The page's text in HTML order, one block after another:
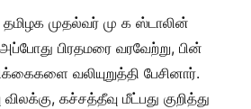
முதல்வர் மு க ஸ்டாலின்
பிரதமரை வரவேற்று, பின்
வலியுறுத்தி பேசினார்.
கச்சத்தீவு மீட்பது குறித்து